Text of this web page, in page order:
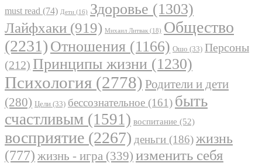
must read (74) Дети (16) Здоровье (1303)
Лайфхаки (919) Михаил Литвак (18) Общество
(2231) Отношения (1166) Ошо (33) Персоны
(212) Принципы жизни (1230)
Психология (2778) Родители и дети
(280) Цели (33) бессознательное (161) быть
счастливым (1591) воспитание (52)
восприятие (2267) деньги (186)жизнь
(777) жизнь - игра (339) изменить себя